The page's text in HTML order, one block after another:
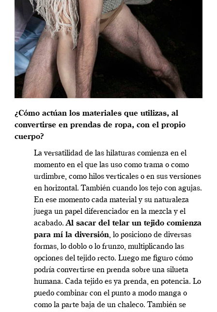
¿Cómo actúan los materiales que utilizas, al
convertirse en prendas de ropa, con el propio
cuerpo?
La versatilidad de las hilaturas comienza en el
momento en el que las uso como trama o como
urdimbre, como hilos verticales o en sus versiones
en horizontal. También cuando los tejo con agujas.
En ese momento cada material y su naturaleza
juega un papel diferenciador en la mezcla y el
acabado.Al sacar del telar un tejido comienza
para mí la diversión, lo posiciono de diversas
formas, lo doblo o lo frunzo, multiplicando las
opciones del tejido recto. Luego me figuro cómo
podría convertirse en prenda sobre una silueta
humana. Cada tejido es ya prenda, en potencia. Lo
puedo combinar con el punto a modo manga o
como la parte baja de un chaleco. También se